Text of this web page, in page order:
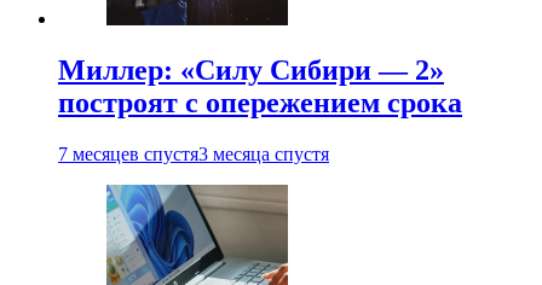
Миллер: «Силу Сибири — 2»
построят с опережением срока
7 месяцев спустя3 месяца спустя